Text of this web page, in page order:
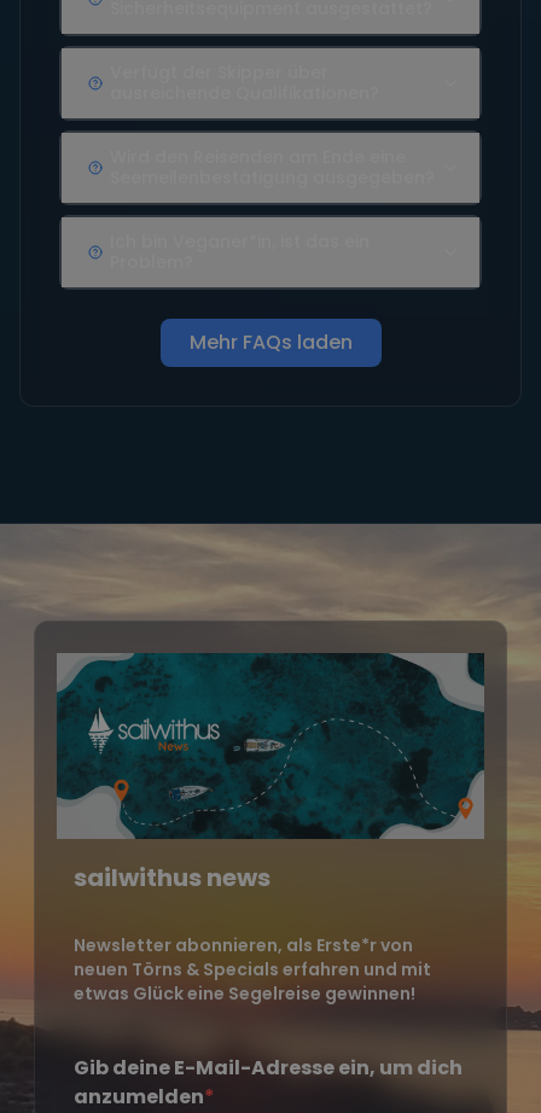
Mehr FAQs laden
sailwithus news
Newsletter abonnieren, als Erste*r von
neuen Törns & Specials erfahren und mit
etwas Glück eine Segelreise gewinnen!
Gib deine E-Mail-Adresse ein, um dich
anzumelden